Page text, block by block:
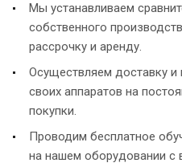
Мы устанавливаем
собственного
рассрочку и аренду.
Осуществляем доставку
своих аппаратов на
покупки.
Проводим бесплатное
на нашем оборудовании с